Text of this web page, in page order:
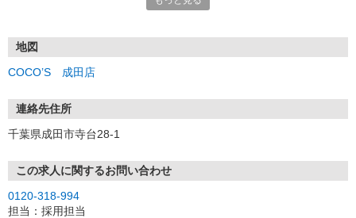
地図
COCO’S 成田店
連絡先住所
千葉県成田市寺台28-1
この求人に関するお問い合わせ
0120-318-994
担当：採用担当